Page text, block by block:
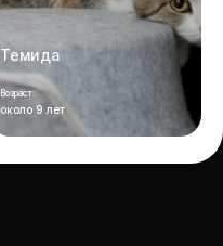
Темида
Возраст:
около 9 лет